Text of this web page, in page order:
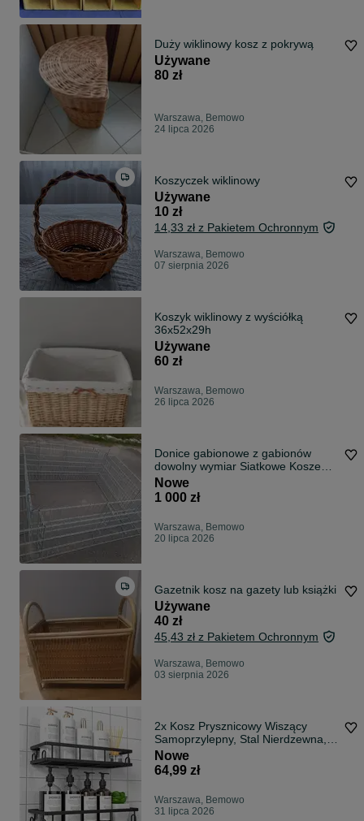
Duży wiklinowy kosz z pokrywą
Używane
80 zł
Warszawa, Bemowo
24 lipca 2026
Koszyczek wiklinowy
Używane
10 zł
14,33 zł z Pakietem Ochronnym
Warszawa, Bemowo
07 sierpnia 2026
Koszyk wiklinowy z wyściółką
36x52x29h
Używane
60 zł
Warszawa, Bemowo
26 lipca 2026
Donice gabionowe z gabionów
dowolny wymiar Siatkowe Kosze
cały kraj
Nowe
1 000 zł
Warszawa, Bemowo
20 lipca 2026
Gazetnik kosz na gazety lub książki
Używane
40 zł
45,43 zł z Pakietem Ochronnym
Warszawa, Bemowo
03 sierpnia 2026
2x Kosz Prysznicowy Wiszący
Samoprzylepny, Stal Nierdzewna,
BEZ WIERCENIA!
Nowe
64,99 zł
Warszawa, Bemowo
31 lipca 2026